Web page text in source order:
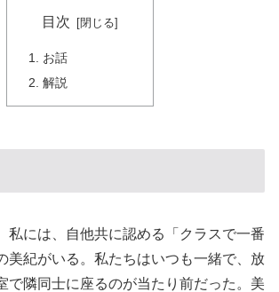
目次
お話
解説
私には、自他共に認める「クラスで一番
美紀がいる。私たちはいつも一緒で、放
で隣同士に座るのが当たり前だった。美